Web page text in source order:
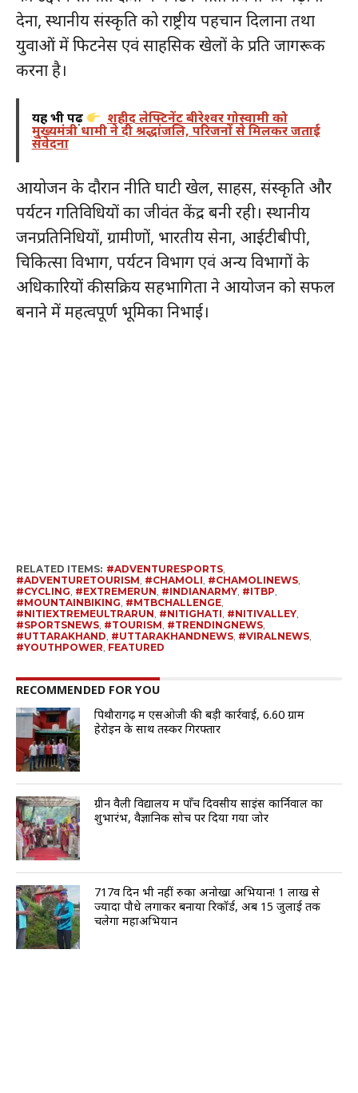
देना, स्थानीय संस्कृति को राष्ट्रीय पहचान दिलाना तथा
युवाओं में फिटनेस एवं साहसिक खेलों के प्रति जागरूक
करना है।
यह भी पढ़ें शहीद लेफ्टिनेंट बीरेश्वर गोस्वामी को
मुख्यमंत्री धामी ने दी श्रद्धांजलि, परिजनों से मिलकर जताई
संवेदना
आयोजन के दौरान नीति घाटी खेल, साहस, संस्कृति और
पर्यटन गतिविधियों का जीवंत केंद्र बनी रही। स्थानीय
जनप्रतिनिधियों, ग्रामीणों, भारतीय सेना, आईटीबीपी,
चिकित्सा विभाग, पर्यटन विभाग एवं अन्य विभागों के
अधिकारियों की सक्रिय सहभागिता ने आयोजन को सफल
बनाने में महत्वपूर्ण भूमिका निभाई।
RELATED ITEMS: #ADVENTURESPORTS,
#ADVENTURETOURISM, #CHAMOLI, #CHAMOLINEWS,
#CYCLING, #EXTREMERUN, #INDIANARMY, #ITBP,
#MOUNTAINBIKING, #MTBCHALLENGE,
#NITIEXTREMEULTRARUN, #NITIGHATI, #NITIVALLEY,
#SPORTSNEWS, #TOURISM, #TRENDINGNEWS,
#UTTARAKHAND, #UTTARAKHANDNEWS, #VIRALNEWS,
#YOUTHPOWER, FEATURED
RECOMMENDED FOR YOU
पिथौरागढ़ में एसओजी की बड़ी कार्रवाई, 6.60 ग्राम
हेरोइन के साथ तस्कर गिरफ्तार
ग्रीन वैली विद्यालय में पाँच दिवसीय साइंस कार्निवाल का
शुभारंभ, वैज्ञानिक सोच पर दिया गया जोर
717वें दिन भी नहीं रुका अनोखा अभियान! 1 लाख से
ज्यादा पौधे लगाकर बनाया रिकॉर्ड, अब 15 जुलाई तक
चलेगा महाअभियान